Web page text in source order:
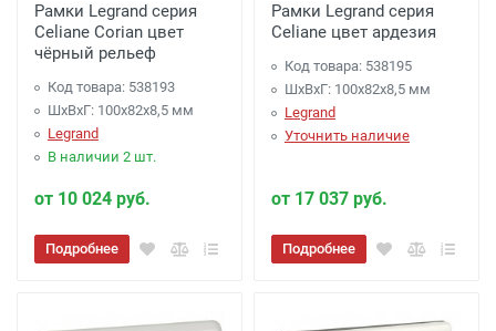
Рамки Legrand серия
Celiane Corian цвет
чёрный рельеф
Код товара: 538193
ШхВхГ: 100x82x8,5 мм
Legrand
В наличии 2 шт.
от 10 024 руб.
Подробнее
Рамки Legrand серия
Celiane цвет ардезия
Код товара: 538195
ШхВхГ: 100x82x8,5 мм
Legrand
Уточнить наличие
от 17 037 руб.
Подробнее